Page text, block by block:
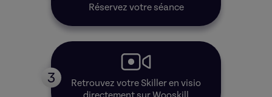
Réservez votre séance
3
Retrouvez votre Skiller en visio